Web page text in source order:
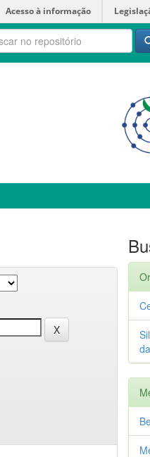
Acesso à informação
da